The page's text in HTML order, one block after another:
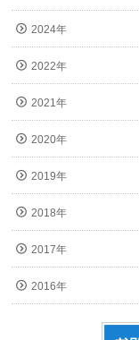
2024年
2022年
2021年
2020年
2019年
2018年
2017年
2016年